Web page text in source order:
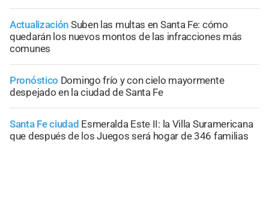
Actualización Suben las multas en Santa Fe: cómo
quedarán los nuevos montos de las infracciones más
comunes
Pronóstico Domingo frío y con cielo mayormente
despejado en la ciudad de Santa Fe
Santa Fe ciudad Esmeralda Este II: la Villa Suramericana
que después de los Juegos será hogar de 346 familias